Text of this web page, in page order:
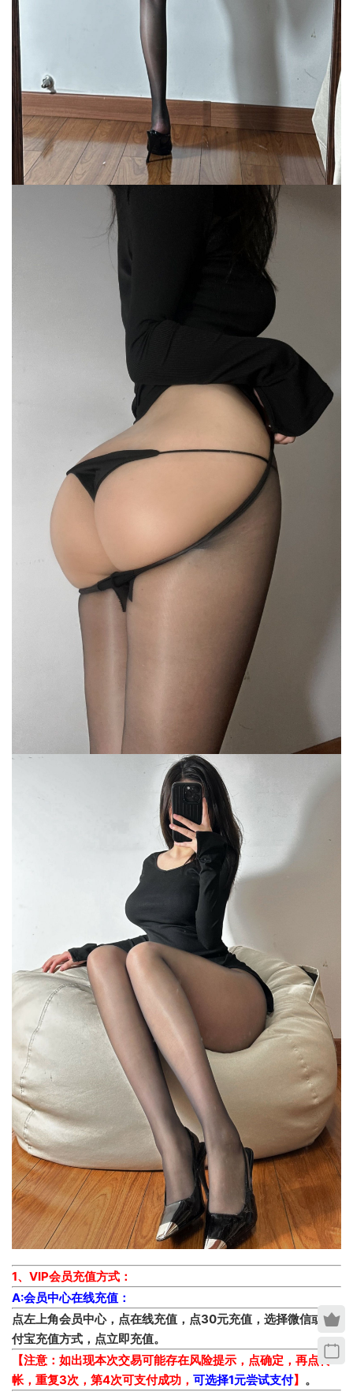
1、VIP会员充值方式：
A:会员中心在线充值：
点左上角会员中心，点在线充值，点30元充值，选择微信或支
付宝充值方式，点立即充值。
【注意：如出现本次交易可能存在风险提示，点确定，再点转
帐，重复3次，第4次可支付成功， 可选择1元尝试支付】 。